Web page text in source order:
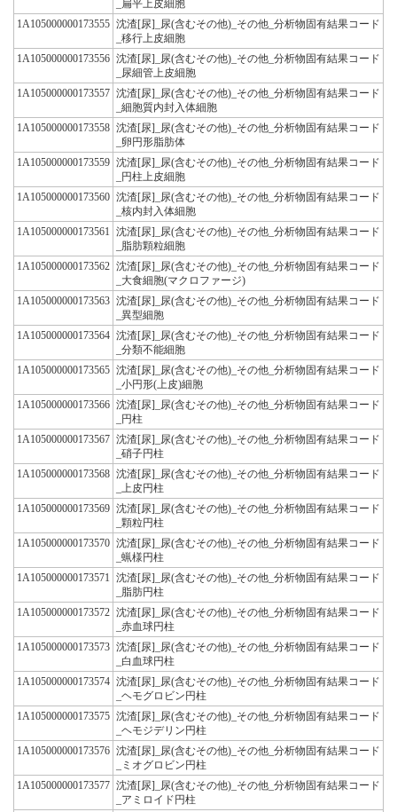
_扁平上皮細胞
1A105000000173555 沈渣[尿]_尿(含むその他)_その他_分析物固有結果コード
_移行上皮細胞
1A105000000173556 沈渣[尿]_尿(含むその他)_その他_分析物固有結果コード
_尿細管上皮細胞
1A105000000173557 沈渣[尿]_尿(含むその他)_その他_分析物固有結果コード
_細胞質内封入体細胞
1A105000000173558 沈渣[尿]_尿(含むその他)_その他_分析物固有結果コード
_卵円形脂肪体
1A105000000173559 沈渣[尿]_尿(含むその他)_その他_分析物固有結果コード
_円柱上皮細胞
1A105000000173560 沈渣[尿]_尿(含むその他)_その他_分析物固有結果コード
_核内封入体細胞
1A105000000173561
沈渣[尿]_尿(含むその他)_その他_分析物固有結果コード
_脂肪顆粒細胞
1A105000000173562 沈渣[尿]_尿(含むその他)_その他_分析物固有結果コード
_大食細胞(マクロファージ)
1A105000000173563 沈渣[尿]_尿(含むその他)_その他_分析物固有結果コード
_異型細胞
1A105000000173564 沈渣[尿]_尿(含むその他)_その他_分析物固有結果コード
_分類不能細胞
1A105000000173565 沈渣[尿]_尿(含むその他)_その他_分析物固有結果コード
_小円形(上皮)細胞
1A105000000173566 沈渣[尿]_尿(含むその他)_その他_分析物固有結果コード
_円柱
1A105000000173567 沈渣[尿]_尿(含むその他)_その他_分析物固有結果コード
_硝子円柱
1A105000000173568 沈渣[尿]_尿(含むその他)_その他_分析物固有結果コード
_上皮円柱
1A105000000173569 沈渣[尿]_尿(含むその他)_その他_分析物固有結果コード
_顆粒円柱
1A105000000173570 沈渣[尿]_尿(含むその他)_その他_分析物固有結果コード
_蝋様円柱
1A105000000173571
沈渣[尿]_尿(含むその他)_その他_分析物固有結果コード
_脂肪円柱
1A105000000173572 沈渣[尿]_尿(含むその他)_その他_分析物固有結果コード
_赤血球円柱
1A105000000173573 沈渣[尿]_尿(含むその他)_その他_分析物固有結果コード
_白血球円柱
1A105000000173574 沈渣[尿]_尿(含むその他)_その他_分析物固有結果コード
_ヘモグロビン円柱
1A105000000173575 沈渣[尿]_尿(含むその他)_その他_分析物固有結果コード
_ヘモジデリン円柱
1A105000000173576 沈渣[尿]_尿(含むその他)_その他_分析物固有結果コード
_ミオグロビン円柱
1A105000000173577 沈渣[尿]_尿(含むその他)_その他_分析物固有結果コード
_アミロイド円柱